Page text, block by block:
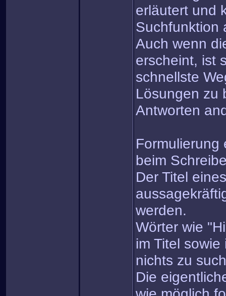
erläutert und
Suchfunktion
Auch wenn
erscheint, ist
schnellste
Lösungen zu
Antworten
Formulierung
beim
Der Titel
werden.
Wörter wie
im Titel
nichts zu
Die